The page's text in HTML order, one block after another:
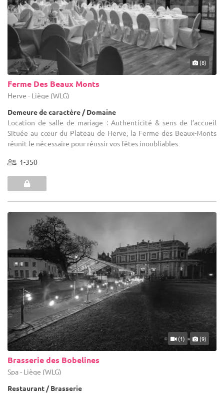
(8)
Ferme Des Beaux Monts
Herve - Liège (WLG)
Demeure de caractère / Domaine
Location de salle de mariage : Authenticité & sens de l’accueil
Située au cœur du Plateau de Herve, la Ferme des Beaux-Monts
réunit le nécessaire pour réussir vos fêtes inoubliables
1-350
(1) (9)
Brasserie des Bobelines
Spa - Liège (WLG)
Restaurant / Brasserie